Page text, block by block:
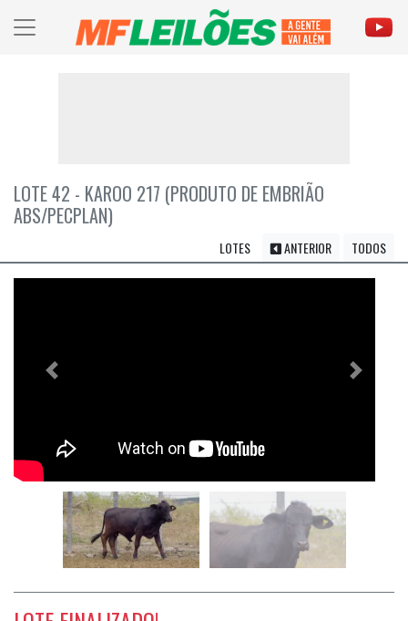
LOTE 42 - KAROO 217 (PRODUTO DE EMBRIÃO
ABS/PECPLAN)
LOTES ANTERIOR TODOS
Previous Próximo